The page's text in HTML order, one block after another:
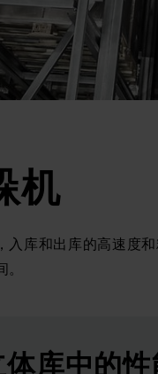
机
入库和出库的高速度
库中的